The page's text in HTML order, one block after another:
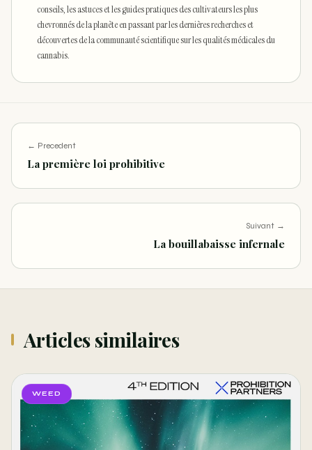
conseils, les astuces et les guides pratiques des cultivateurs les plus
chevronnés de la planète en passant par les dernières recherches et
découvertes de la communauté scientifique sur les qualités médicales du
cannabis.
← Precedent
La première loi prohibitive
Suivant →
La bouillabaisse infernale
Articles similaires
WEED